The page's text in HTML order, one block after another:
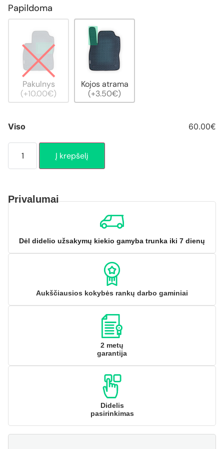
Papildoma
Pakulnys
(+10.00€)
Kojos atrama
(+3.50€)
Viso 60.00€
Į krepšelį
Privalumai
Dėl didelio užsakymų kiekio gamyba trunka iki 7 dienų
Aukščiausios kokybės rankų darbo gaminiai
2 metų
garantija
Didelis
pasirinkimas